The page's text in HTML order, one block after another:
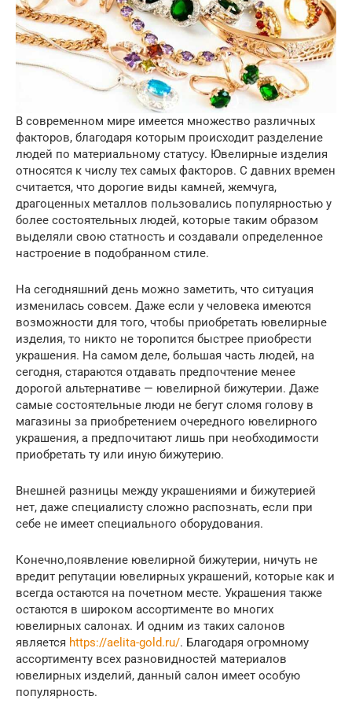
В современном мире имеется множество различных
факторов, благодаря которым происходит разделение
людей по материальному статусу. Ювелирные изделия
относятся к числу тех самых факторов. С давних времен
считается, что дорогие виды камней, жемчуга,
драгоценных металлов пользовались популярностью у
более состоятельных людей, которые таким образом
выделяли свою статность и создавали определенное
настроение в подобранном стиле.
На сегодняшний день можно заметить, что ситуация
изменилась совсем. Даже если у человека имеются
возможности для того, чтобы приобретать ювелирные
изделия, то никто не торопится быстрее приобрести
украшения. На самом деле, большая часть людей, на
сегодня, стараются отдавать предпочтение менее
дорогой альтернативе — ювелирной бижутерии. Даже
самые состоятельные люди не бегут сломя голову в
магазины за приобретением очередного ювелирного
украшения, а предпочитают лишь при необходимости
приобретать ту или иную бижутерию.
Внешней разницы между украшениями и бижутерией
нет, даже специалисту сложно распознать, если при
себе не имеет специального оборудования.
Конечно,появление ювелирной бижутерии, ничуть не
вредит репутации ювелирных украшений, которые как и
всегда остаются на почетном месте. Украшения также
остаются в широком ассортименте во многих
ювелирных салонах. И одним из таких салонов
является https://aelita-gold.ru/. Благодаря огромному
ассортименту всех разновидностей материалов
ювелирных изделий, данный салон имеет особую
популярность.